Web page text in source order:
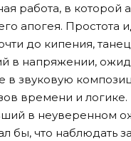
работа, в которой
апогея. Простота
до кипения,
в напряжении,
в звуковую
времени и
в неуверенном
бы, что наблюдать